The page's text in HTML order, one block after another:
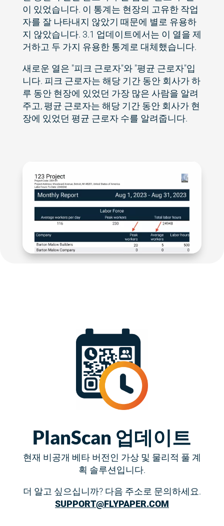
이 있었습니다. 이 통계는 현장의 고유한 작업
자를 잘 나타내지 않았기 때문에 별로 유용하
지 않았습니다. 3.1 업데이트에서는 이 열을 제
거하고 두 가지 유용한 통계로 대체했습니다.
새로운 열은 "피크 근로자"와 "평균 근로자"입
니다. 피크 근로자는 해당 기간 동안 회사가 하
루 동안 현장에 있었던 가장 많은 사람을 알려
주고, 평균 근로자는 해당 기간 동안 회사가 현
장에 있었던 평균 근로자 수를 알려줍니다.
PlanScan 업데이트
현재 비공개 베타 버전인 가상 및 물리적 풀 계
획 솔루션입니다.
더 알고 싶으십니까? 다음 주소로 문의하세요.
SUPPORT@FLYPAPER.COM